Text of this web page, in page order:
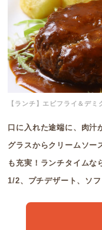
【ランチ】エビフライ＆デ
口に入れた途端に、肉汁
グラスからクリームソー
も充実！ランチタイムな
1/2、プチデザート、ソ